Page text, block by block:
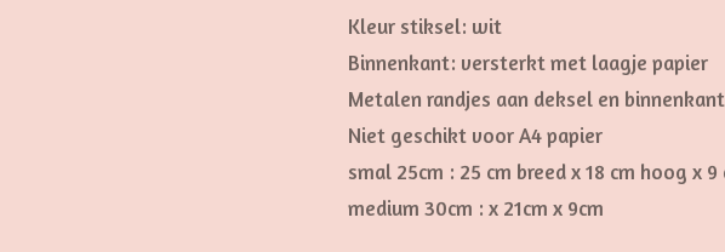
Kleur stiksel: wit
Binnenkant: versterkt met laagje papier
Metalen randjes aan deksel en
Niet geschikt voor A4 papier
smal 25cm : 25 cm breed x 18 cm hoog x 9
medium 30cm : x 21cm x 9cm